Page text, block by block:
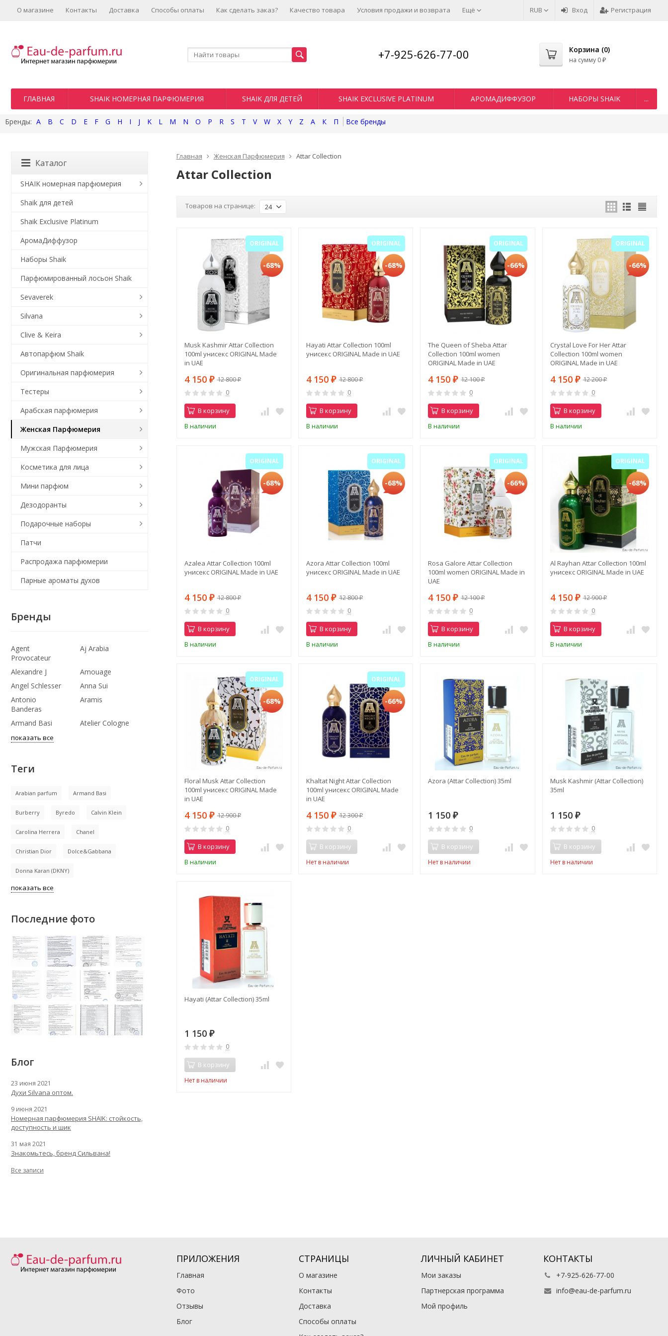
RUB Вход Регистрация
О магазине Контакты Доставка Способы оплаты Как сделать заказ? Качество товара Условия продажи и возврата Ещё
+7-925-626-77-00 Корзина (0)
на сумму 0 ₽
ГЛАВНАЯ SHAIK НОМЕРНАЯ ПАРФЮМЕРИЯ SHAIK ДЛЯ ДЕТЕЙ SHAIK EXCLUSIVE PLATINUM АРОМАДИФФУЗОР НАБОРЫ SHAIK ...
A B C D E F G H I J K L M N O P R S T V W X Y Z А К П
Главная Женская Парфюмерия Attar Collection
Attar Collection
Товаров на странице: 24
ORIGINAL
-68%
Musk Kashmir Attar Collection
100ml унисекс ORIGINAL Made
in UAE
4 150 ₽ 12 800₽
0
В корзину
В наличии
ORIGINAL
-68%
Hayati Attar Collection 100ml
унисекс ORIGINAL Made in UAE
4 150 ₽ 12 800₽
0
В корзину
В наличии
ORIGINAL
-66%
The Queen of Sheba Attar
Collection 100ml women
ORIGINAL Made in UAE
4 150₽ 12 100₽
0
В корзину
В наличии
ORIGINAL
-66%
Crystal Love For Her Attar
Collection 100ml women
ORIGINAL Made in UAE
4 150 ₽ 12 200₽
0
В корзину
В наличии
ORIGINAL
-68%
Azalea Attar Collection 100ml
унисекс ORIGINAL Made in UAE
4 150 ₽ 12 800₽
0
В корзину
В наличии
ORIGINAL
-68%
Azora Attar Collection 100ml
унисекс ORIGINAL Made in UAE
4 150 ₽ 12 800₽
0
В корзину
В наличии
ORIGINAL
-66%
Rosa Galore Attar Collection
100ml women ORIGINAL Made in
UAE
4 150₽ 12 100₽
0
В корзину
В наличии
ORIGINAL
-68%
Al Rayhan Attar Collection 100ml
унисекс ORIGINAL Made in UAE
4 150 ₽ 12 900₽
0
В корзину
В наличии
ORIGINAL
-68%
Floral Musk Attar Collection
100ml унисекс ORIGINAL Made
in UAE
4 150 ₽ 12 900₽
0
В корзину
В наличии
ORIGINAL
-66%
Khaltat Night Attar Collection
100ml унисекс ORIGINAL Made
in UAE
4 150 ₽ 12 300₽
0
В корзину
Нет в наличии
Azora (Attar Collection) 35ml
1 150₽
0
В корзину
Нет в наличии
Musk Kashmir (Attar Collection)
35ml
1 150 ₽
0
В корзину
Нет в наличии
Hayati (Attar Collection) 35ml
1 150 ₽
0
В корзину
Нет в наличии
Каталог
SHAIK номерная парфюмерия
Shaik для детей
Shaik Exclusive Platinum
АромаДиффузор
Наборы Shaik
Парфюмированный лосьон Shaik
Sevaverek
Silvana
Clive & Keira
Автопарфюм Shaik
Оригинальная парфюмерия
Тестеры
Арабская парфюмерия
Женская Парфюмерия
Мужская Парфюмерия
Косметика для лица
Мини парфюм
Дезодоранты
Подарочные наборы
Патчи
Распродажа парфюмерии
Парные ароматы духов
Бренды
Agent
Provocateur
Aj Arabia
Alexandre J
Amouage
Angel Schlesser
Anna Sui
Antonio
Banderas
Aramis
Armand Basi Atelier Cologne
показать все
Теги
Arabian parfum Armand Basi
Burberry Byredo Calvin Klein
Carolina Herrera Chanel
Christian Dior Dolce&Gabbana
Donna Karan (DKNY)
показать все
Последние фото
Блог
23 июня 2021
Духи Silvana оптом.
9 июня 2021
Номерная парфюмерия SHAIK: стойкость,
доступность и шик
31 мая 2021
Знакомьтесь, бренд Сильвана!
Все записи
ПРИЛОЖЕНИЯ
Главная
Фото
Отзывы
Блог
СТРАНИЦЫ
О магазине
Контакты
Доставка
Способы оплаты
ЛИЧНЫЙ КАБИНЕТ
Мои заказы
Партнерская программа
Мой профиль
КОНТАКТЫ
+7-925-626-77-00
info@eau-de-parfum.ru